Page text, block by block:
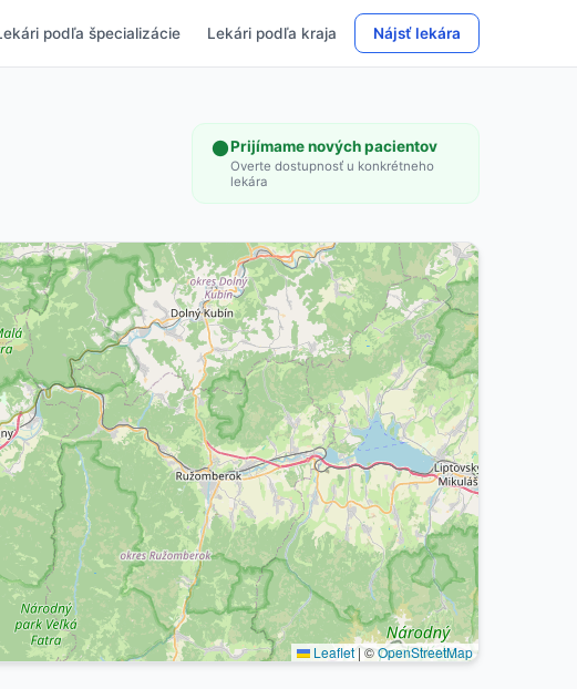
podľa špecializácie Lekári podľa kraja Nájsť lekára
Prijímame nových pacientov
Overte dostupnosť u konkrétneho
lekára
Leaflet | ©OpenStreetMap